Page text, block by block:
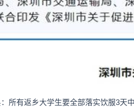
所有返乡大学生要全部落实饮服3天